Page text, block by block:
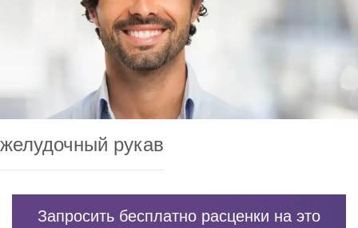
желудочный рукав
Запросить бесплатно расценки на это